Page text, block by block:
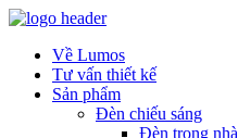
Về Lumos
Tư vấn thiết kế
Sản phẩm
Đèn chiếu sáng
Đèn trong nhà